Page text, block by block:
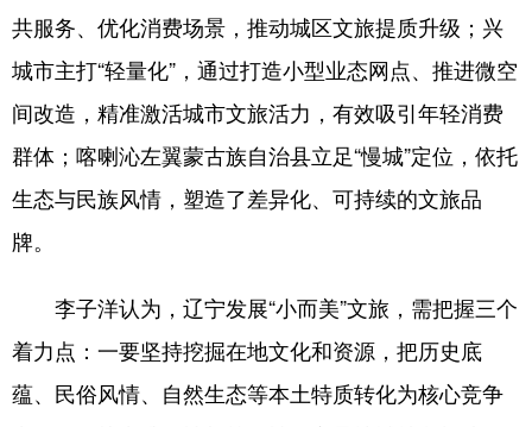
共服务、优化消费场景，推动城区文旅提质升级；兴
城市主打“轻量化”，通过打造小型业态网点、推进微空
间改造，精准激活城市文旅活力，有效吸引年轻消费
群体；喀喇沁左翼蒙古族自治县立足“慢城”定位，依托
生态与民族风情，塑造了差异化、可持续的文旅品
牌。
李子洋认为，辽宁发展“小而美”文旅，需把握三个
着力点：一要坚持挖掘在地文化和资源，把历史底
蕴、民俗风情、自然生态等本土特质转化为核心竞争